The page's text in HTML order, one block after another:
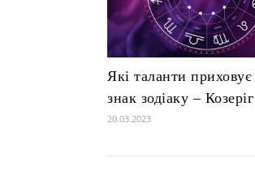
Які таланти
знак зодіаку – Козеріг
20.03.2023